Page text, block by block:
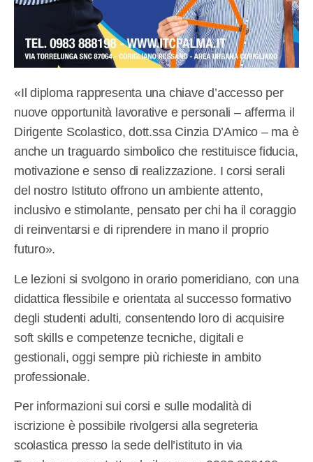
«Il diploma rappresenta una chiave d’accesso per
nuove opportunità lavorative e personali – afferma il
Dirigente Scolastico, dott.ssa Cinzia D’Amico – ma è
anche un traguardo simbolico che restituisce fiducia,
motivazione e senso di realizzazione. I corsi serali
del nostro Istituto offrono un ambiente attento,
inclusivo e stimolante, pensato per chi ha il coraggio
di reinventarsi e di riprendere in mano il proprio
futuro».
Le lezioni si svolgono in orario pomeridiano, con una
didattica flessibile e orientata al successo formativo
degli studenti adulti, consentendo loro di acquisire
soft skills e competenze tecniche, digitali e
gestionali, oggi sempre più richieste in ambito
professionale.
Per informazioni sui corsi e sulle modalità di
iscrizione è possibile rivolgersi alla segreteria
scolastica presso la sede dell’istituto in via